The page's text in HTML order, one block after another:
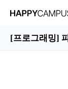
[프로그래밍]